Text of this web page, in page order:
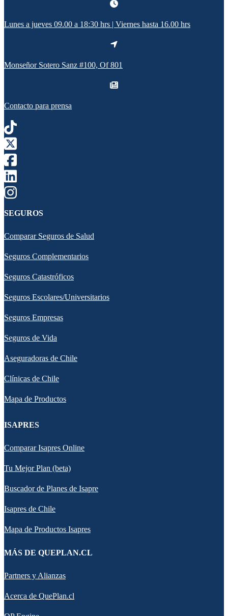
Lunes a jueves 09.00 a 18:30 hrs | Viernes hasta 16.00 hrs
Monseñor Sotero Sanz #100, Of 801
Contacto para prensa
SEGUROS
Comparar Seguros de Salud
Seguros Complementarios
Seguros Catastróficos
Seguros Escolares/Universitarios
Seguros Empresas
Seguros de Vida
Aseguradoras de Chile
Clínicas de Chile
Mapa de Productos
ISAPRES
Comparar Isapres Online
Tu Mejor Plan (beta)
Buscador de Planes de Isapre
Isapres de Chile
Mapa de Productos Isapres
MÁS DE QUEPLAN.CL
Partners y Alianzas
Acerca de QuePlan.cl